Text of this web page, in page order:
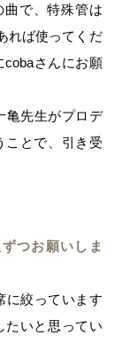
曲で、特殊管は
れば使ってくだ
cobaさんにお願
亀先生がプロデ
ことで、引き受
つお願いしま
に絞っています
たいと思ってい